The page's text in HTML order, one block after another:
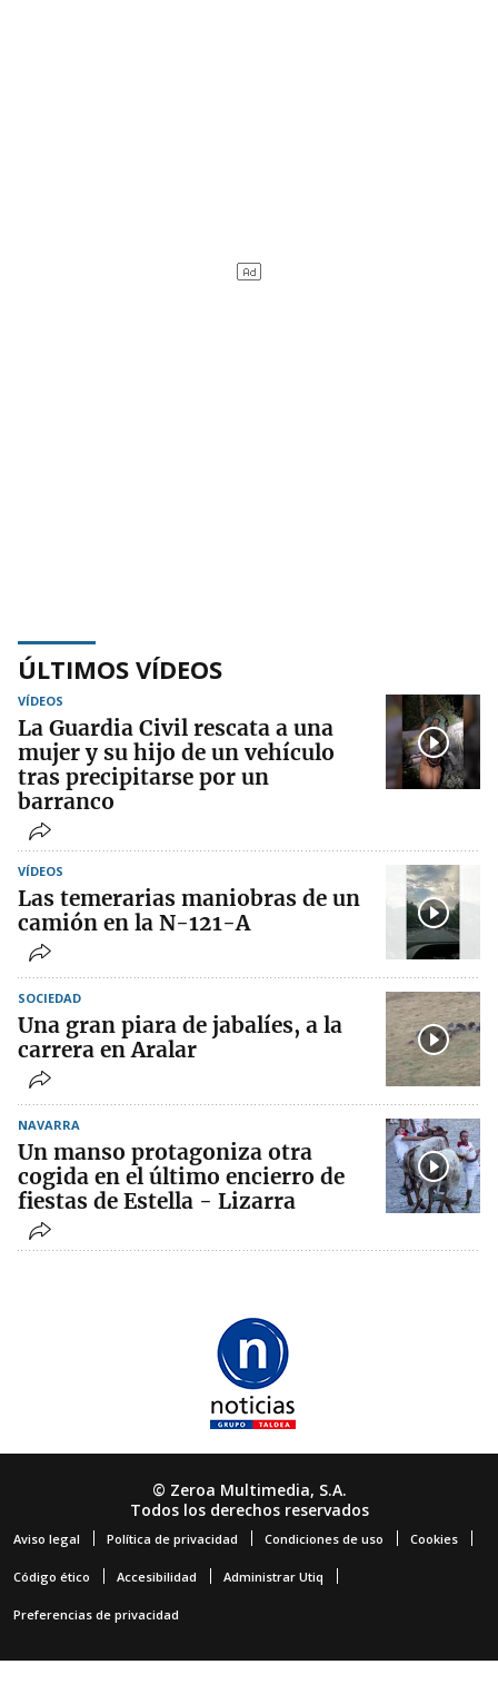
ÚLTIMOS VÍDEOS
VÍDEOS
La Guardia Civil rescata a una
mujer y su hijo de un vehículo
tras precipitarse por un
barranco
VÍDEOS
Las temerarias maniobras de un
camión en la N-121-A
SOCIEDAD
Una gran piara de jabalíes, a la
carrera en Aralar
NAVARRA
Un manso protagoniza otra
cogida en el último encierro de
fiestas de Estella - Lizarra
© Zeroa Multimedia, S.A.
Todos los derechos reservados
Aviso legal Política de privacidad Condiciones de uso Cookies
Código ético Accesibilidad Administrar Utiq
Preferencias de privacidad